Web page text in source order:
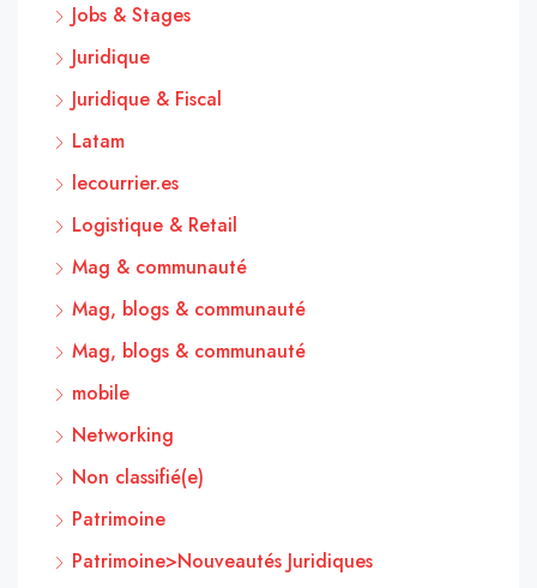
Jobs & Stages
Juridique
Juridique & Fiscal
Latam
lecourrier.es
Logistique & Retail
Mag & communauté
Mag, blogs & communauté
Mag, blogs & communauté
mobile
Networking
Non classifié(e)
Patrimoine
Patrimoine>Nouveautés Juridiques